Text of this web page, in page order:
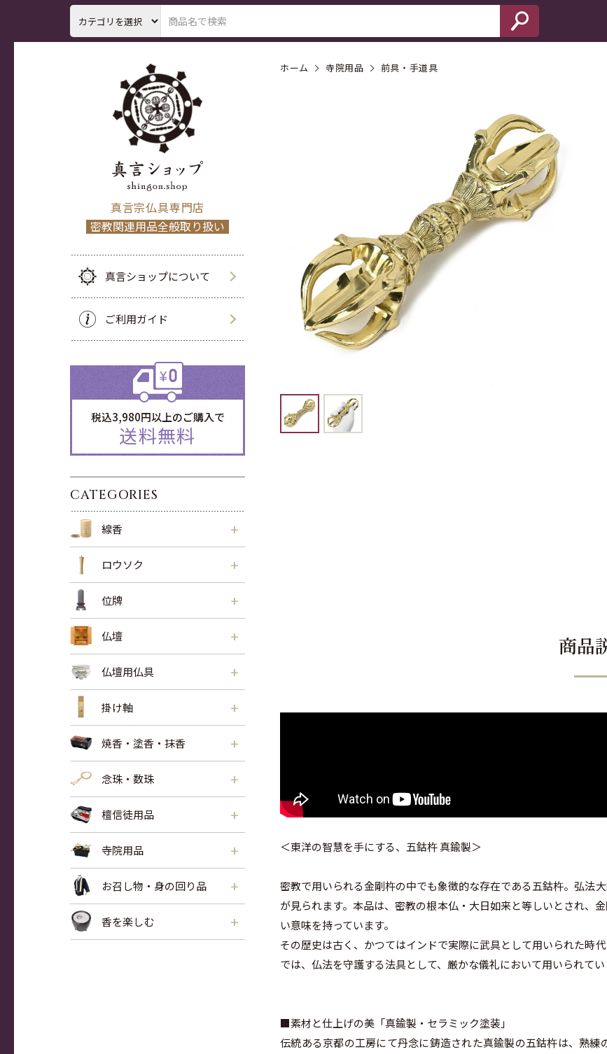
真言宗仏具専門店
密教関連用品全般取り扱い
真言ショップについて
ご利用ガイド
税込3,980円以上のご購入で
送料無料
CATEGORIES
線香 +
ロウソク +
位牌 +
仏壇 +
仏壇用仏具 +
掛け軸 +
焼香・塗香・抹香 +
念珠・数珠 +
檀信徒用品 +
寺院用品 +
お召し物・身の回り品 +
香を楽しむ +
ホーム 寺院用品 前具・手道具
商品
＜東洋の智慧を手にする、五鈷杵 真鍮製＞
密教で用いられる金剛杵の中でも象徴的な存在である五鈷杵。弘法
が見られます。本品は、密教の根本仏・大日如来と等しいとされ、
い意味を持っています。
その歴史は古く、かつてはインドで実際に武具として用いられた時
では、仏法を守護する法具として、厳かな儀礼において用いられてい
■素材と仕上げの美「真鍮製・セラミック塗装」
伝統ある京都の工房にて丹念に鋳造された真鍮製の五鈷杵は、熟